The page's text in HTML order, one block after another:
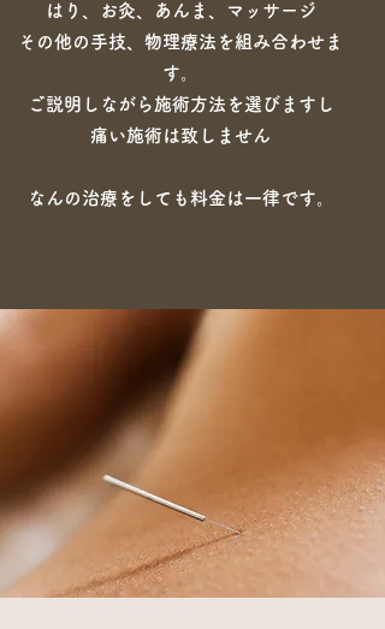
はり、お灸、あんま、マッサージ
その他の手技、物理療法を組み合わせま
す。
ご説明しながら施術方法を選びますし
痛い施術は致しません
なんの治療をしても料金は一律です。